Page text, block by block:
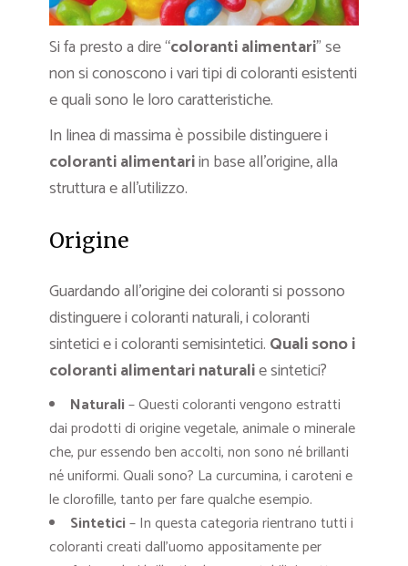
Si fa presto a dire “coloranti alimentari” se
non si conoscono i vari tipi di coloranti esistenti
e quali sono le loro caratteristiche.
In linea di massima è possibile distinguere i
coloranti alimentariin base all’origine, alla
struttura e all’utilizzo.
Origine
Guardando all’origine dei coloranti si possono
distinguere i coloranti naturali, i coloranti
sintetici e i coloranti semisintetici. Quali sono i
coloranti alimentari naturalie sintetici?
Naturali– Questi coloranti vengono estratti
dai prodotti di origine vegetale, animale o minerale
che, pur essendo ben accolti, non sono né brillanti
né uniformi. Quali sono? La curcumina, i caroteni e
le clorofille, tanto per fare qualche esempio.
Sintetici– In questa categoria rientrano tutti i
coloranti creati dall’uomo appositamente per